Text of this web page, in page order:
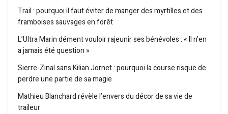
Trail : pourquoi il faut éviter de manger des myrtilles et des
framboises sauvages en forêt
L’Ultra Marin dément vouloir rajeunir ses bénévoles : « Il n’en
a jamais été question »
Sierre-Zinal sans Kilian Jornet : pourquoi la course risque de
perdre une partie de sa magie
Mathieu Blanchard révèle l’envers du décor de sa vie de
traileur